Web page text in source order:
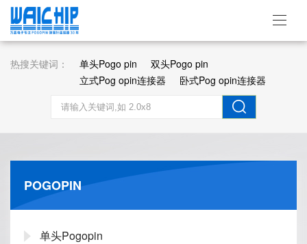
热搜关键词： 单头Pogo pin
双头Pogo pin
立式Pog opin连接器
卧式Pog opin连接器
POGOPIN
单头Pogopin